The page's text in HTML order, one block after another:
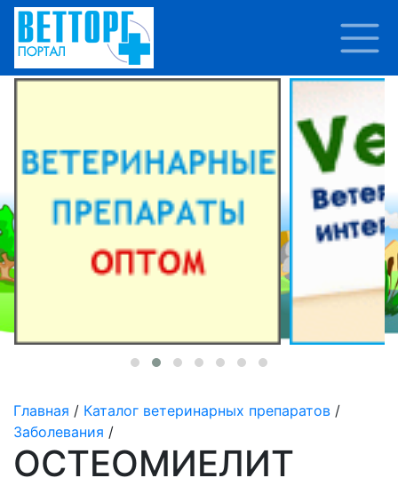
Главная / Каталог ветеринарных препаратов /
Заболевания /
ОСТЕОМИЕЛИТ